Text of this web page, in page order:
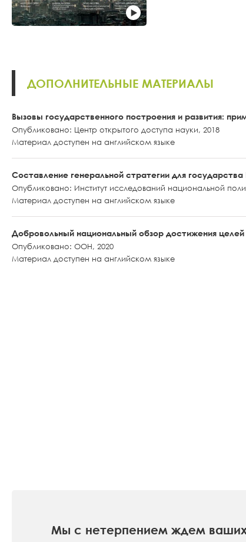
ДОПОЛНИТЕЛЬНЫЕ МАТЕРИАЛЫ
Вызовы государственного построения и развития:
Опубликовано: Центр открытого доступа науки, 2018
Материал доступен на английском языке
Составление генеральной стратегии для государства
Опубликовано: Институт исследований национальной
Материал доступен на английском языке
Добровольный национальный обзор достижения целей
Опубликовано: ООН, 2020
Материал доступен на английском языке
Мы с нетерпением ждем